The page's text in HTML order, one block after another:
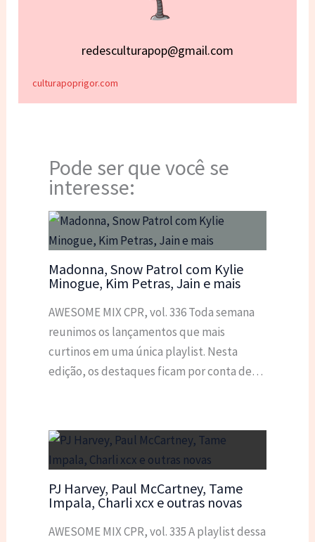
redesculturapop@gmail.com
culturapoprigor.com
Pode ser que você se
interesse:
Madonna, Snow Patrol com Kylie
Minogue, Kim Petras, Jain e mais
AWESOME MIX CPR, vol. 336 Toda semana
reunimos os lançamentos que mais
curtinos em uma única playlist. Nesta
edição, os destaques ficam por conta de…
PJ Harvey, Paul McCartney, Tame
Impala, Charli xcx e outras novas
AWESOME MIX CPR, vol. 335 A playlist dessa